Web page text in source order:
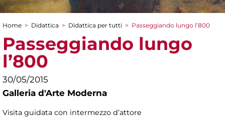
Tu sei qui
Home > Didattica > Didattica per tutti > Passeggiando lungo l’800
Passeggiando lungo
l’800
30/05/2015
Galleria d'Arte Moderna
Visita guidata con intermezzo d’attore